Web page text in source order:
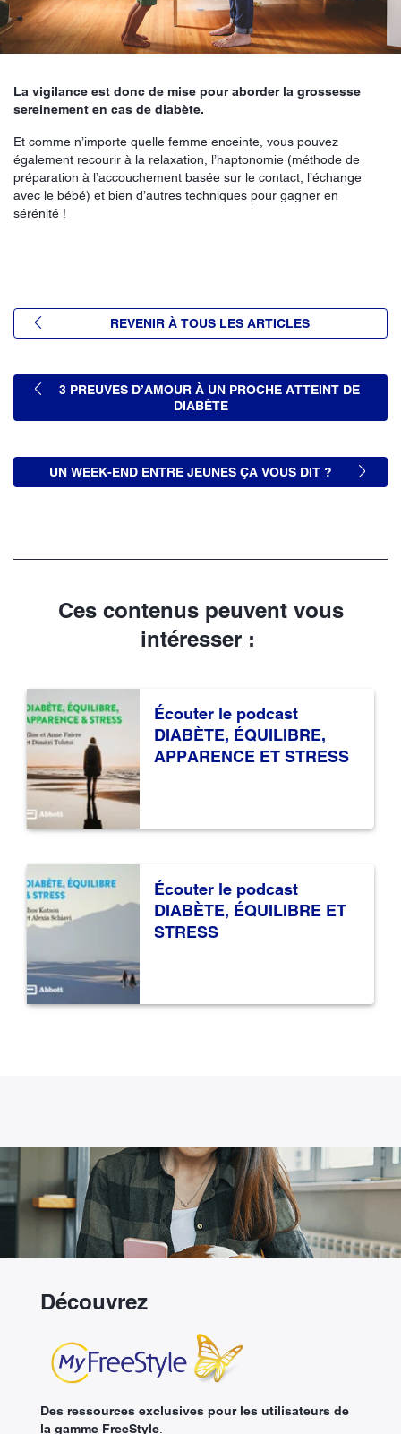
La vigilance est donc de mise pour aborder la grossesse
sereinement en cas de diabète.
Et comme n’importe quelle femme enceinte, vous pouvez
également recourir à la relaxation, l’haptonomie (méthode de
préparation à l’accouchement basée sur le contact, l’échange
avec le bébé) et bien d’autres techniques pour gagner en
sérénité !
REVENIR À TOUS LES ARTICLES
3 PREUVES D’AMOUR À UN PROCHE ATTEINT DE
DIABÈTE
UN WEEK-END ENTRE JEUNES ÇA VOUS DIT ?
Ces contenus peuvent vous
intéresser :
Écouter le podcast
DIABÈTE, ÉQUILIBRE,
APPARENCE ET STRESS
Écouter le podcast
DIABÈTE, ÉQUILIBRE ET
STRESS
Découvrez
Des ressources exclusives pour les utilisateurs de
la gamme FreeStyle